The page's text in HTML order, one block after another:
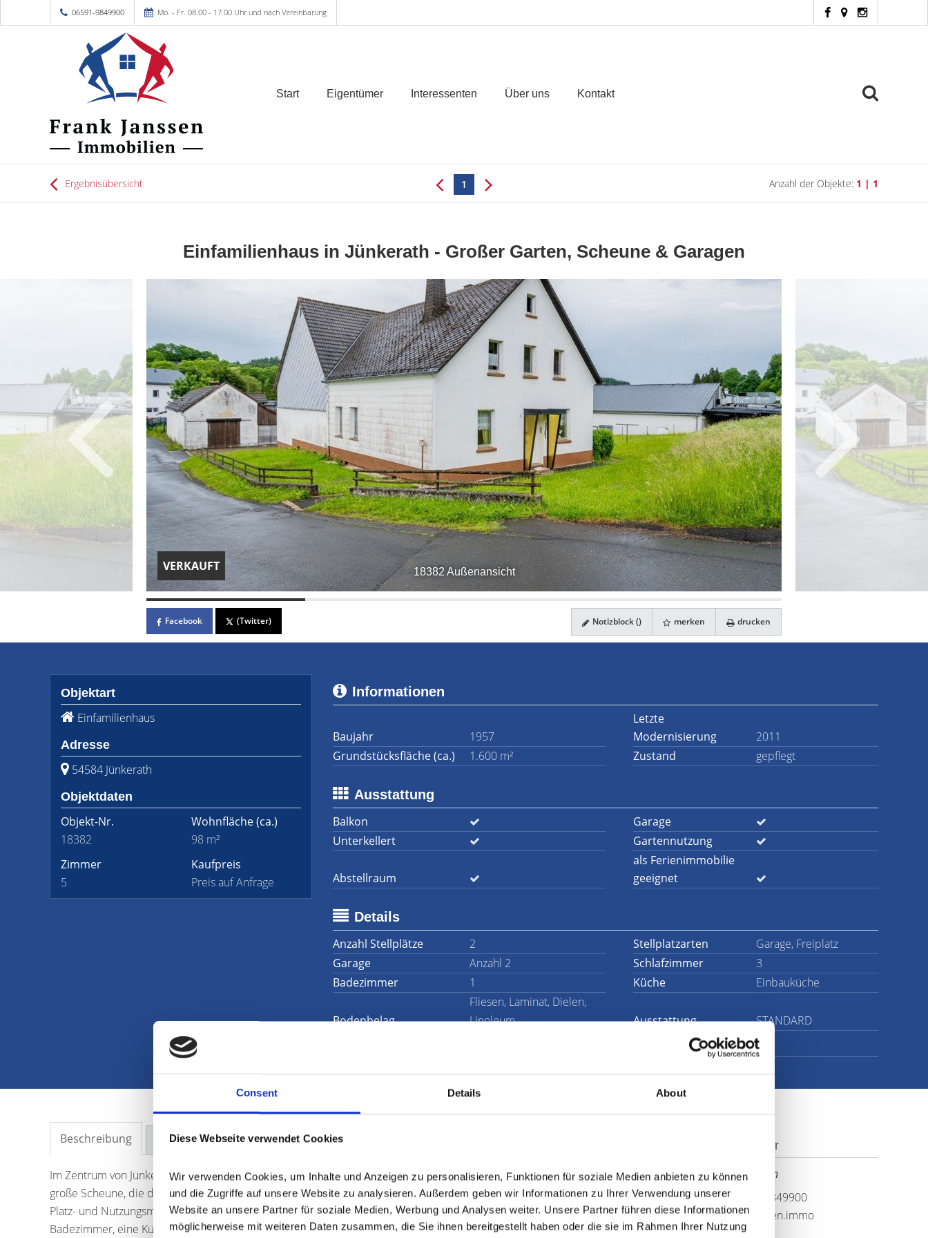
Consent Details About
Diese Webseite verwendet Cookies
Wir verwenden Cookies, um Inhalte und Anzeigen zu personalisieren, Funktionen für soziale Medien anbieten zu können
und die Zugriffe auf unsere Website zu analysieren. Außerdem geben wir Informationen zu Ihrer Verwendung unserer
Website an unsere Partner für soziale Medien, Werbung und Analysen weiter. Unsere Partner führen diese Informationen
möglicherweise mit weiteren Daten zusammen, die Sie ihnen bereitgestellt haben oder die sie im Rahmen Ihrer Nutzung
06591-9849900 Mo. - Fr. 08.00 - 17.00 Uhr und nach Vereinbarung
Start Eigentümer Interessenten Über uns Kontakt
Ergebnisübersicht 1 Anzahl der Objekte: 1 | 1
Einfamilienhaus in Jünkerath - Großer Garten, Scheune & Garagen
18382 Außenansicht
VERKAUFT
Facebook (Twitter) Notizblock () merken drucken
Objektart
Einfamilienhaus
Adresse
54584 Jünkerath
Objektdaten
Objekt-Nr.
18382
Wohnfläche(ca.)
98 m²
Zimmer
5
Kaufpreis
Preis auf Anfrage
Informationen
Baujahr 1957
Letzte
Modernisierung
2011
Grundstücksfläche (ca.)
1.600 m² Zustand gepflegt
Ausstattung
Balkon
Garage
Unterkellert
Gartennutzung
Abstellraum
als Ferienimmobilie
geeignet
Details
Anzahl Stellplätze
2 Stellplatzarten
Garage, Freiplatz
Garage
Anzahl 2 Schlafzimmer
3
Badezimmer
1 Küche Einbauküche
Bodenbelag
Fliesen, Laminat, Dielen,
Linoleum
Ausstattung
STANDARD
Beschreibung Ausstattung Lage Sonstiges
Im Zentrum von Jünkerath befindet sich dieses ehemalige Bauernhaus, das im Jahr 1957 errichtet wurde. Eine
große Scheune, die direkt am Haus angebaut wurde, und in mehrere Bereiche unterteilt ist, bietet jede Menge
Platz- und Nutzungsmöglichkeiten. Im Erdgeschoss der Immobilie stehen Ihnen ein Schlafzimmer, ein
Badezimmer, eine Küche mit zusätzlichem Abstellraum, ein Wohnzimmer und ein Esszimmer zur Verfügung.
Ansprechpartner
Herr Frank Janssen
Telefon: 06591-9849900
frank@frankjanssen.immo